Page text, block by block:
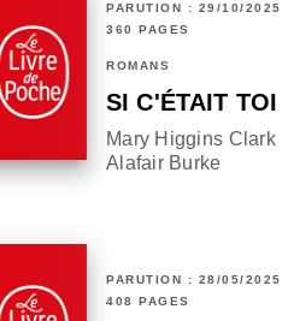
PARUTION : 29/10/2025
360 PAGES
ROMANS
SI C'ÉTAIT TOI
Mary Higgins Clark
Alafair Burke
PARUTION : 28/05/2025
408 PAGES